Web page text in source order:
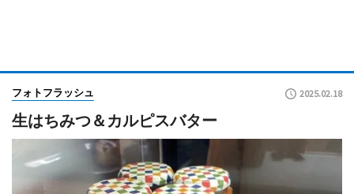
フォトフラッシュ 2025.02.18
生はちみつ＆カルピスバター